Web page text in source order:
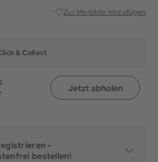
Zur Merkliste hinzufügen
& Collect
Jetzt abholen
-
bestellen!